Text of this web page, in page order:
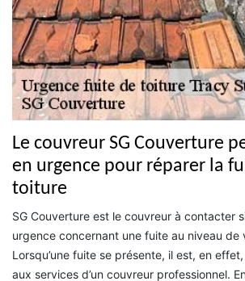
Le couvreur SG Couverture
en urgence pour réparer la
toiture
SG Couverture est le couvreur à contacter
urgence concernant une fuite au niveau de
Lorsqu’une fuite se présente, il est, en
aux services d’un couvreur professionnel.